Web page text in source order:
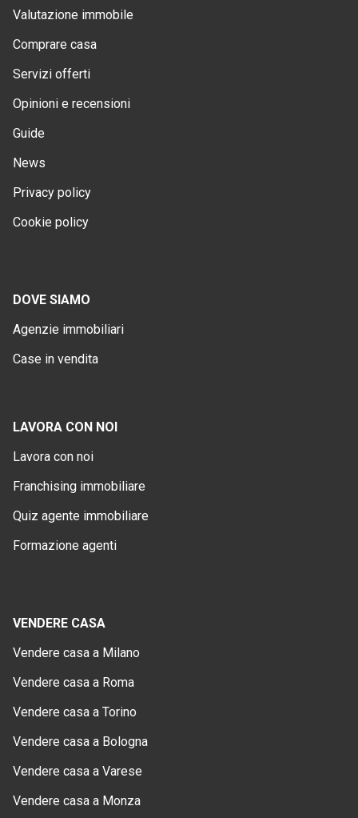
Valutazione immobile
Comprare casa
Servizi offerti
Opinioni e recensioni
Guide
News
Privacy policy
Cookie policy
DOVE SIAMO
Agenzie immobiliari
Case in vendita
LAVORA CON NOI
Lavora con noi
Franchising immobiliare
Quiz agente immobiliare
Formazione agenti
VENDERE CASA
Vendere casa a Milano
Vendere casa a Roma
Vendere casa a Torino
Vendere casa a Bologna
Vendere casa a Varese
Vendere casa a Monza